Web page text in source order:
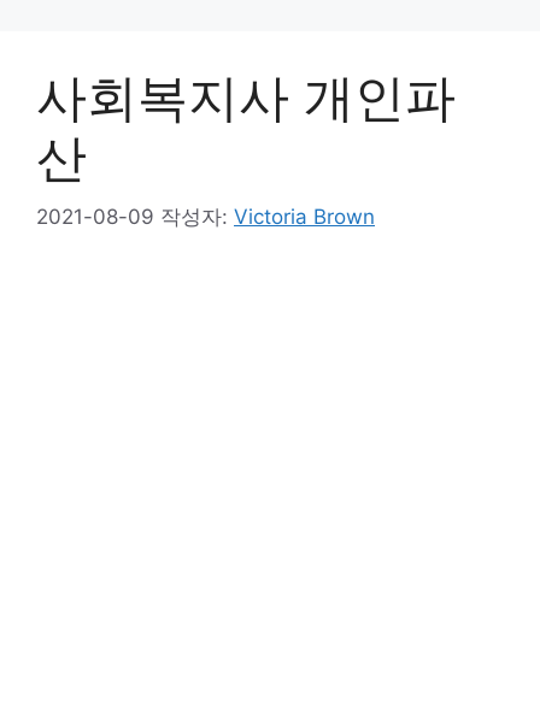
사회복지사 개인파
산
2021-08-09 작성자: Victoria Brown